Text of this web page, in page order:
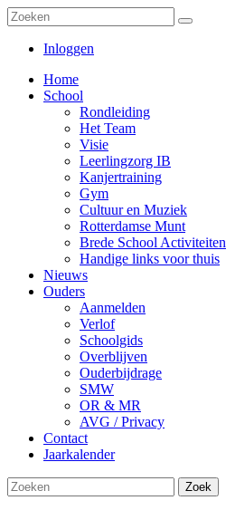
Inloggen
Home
School
Rondleiding
Het Team
Visie
Leerlingzorg IB
Kanjertraining
Gym
Cultuur en Muziek
Rotterdamse Munt
Brede School Activiteiten
Handige links voor thuis
Nieuws
Ouders
Aanmelden
Verlof
Schoolgids
Overblijven
Ouderbijdrage
SMW
OR & MR
AVG / Privacy
Contact
Jaarkalender
Zoek